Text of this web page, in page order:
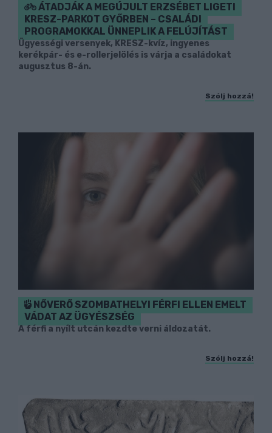
ÁTADJÁK A MEGÚJULT ERZSÉBET LIGETI
KRESZ-PARKOT GYŐRBEN – CSALÁDI
PROGRAMOKKAL ÜNNEPLIK A FELÚJÍTÁST
Ügyességi versenyek, KRESZ-kvíz, ingyenes
kerékpár- és e-rollerjelölés is várja a családokat
augusztus 8-án.
Szólj hozzá!
NŐVERŐ SZOMBATHELYI FÉRFI ELLEN EMELT
VÁDAT AZ ÜGYÉSZSÉG
A férfi a nyílt utcán kezdte verni áldozatát.
Szólj hozzá!